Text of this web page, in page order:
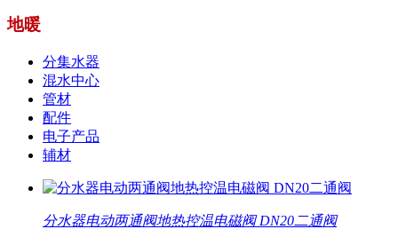
地暖
分集水器
混水中心
管材
配件
电子产品
辅材
分水器电动两通阀地热控温电磁阀 DN20二通阀